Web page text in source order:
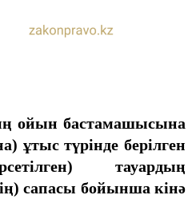
ойын бастамашысына
түрінде берілген
тауардың
сапасы бойынша кінә